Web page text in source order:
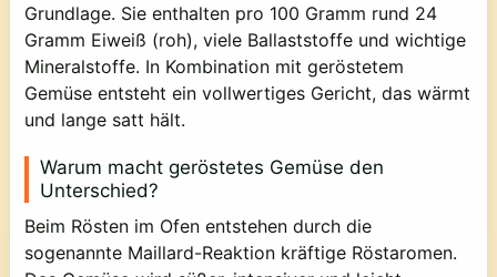
Grundlage. Sie enthalten pro 100 Gramm rund 24
Gramm Eiweiß (roh), viele Ballaststoffe und wichtige
Mineralstoffe. In Kombination mit geröstetem
Gemüse entsteht ein vollwertiges Gericht, das wärmt
und lange satt hält.
Warum macht geröstetes Gemüse den
Unterschied?
Beim Rösten im Ofen entstehen durch die
sogenannte Maillard-Reaktion kräftige Röstaromen.